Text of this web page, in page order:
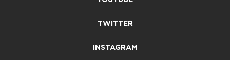
TWITTER
INSTAGRAM